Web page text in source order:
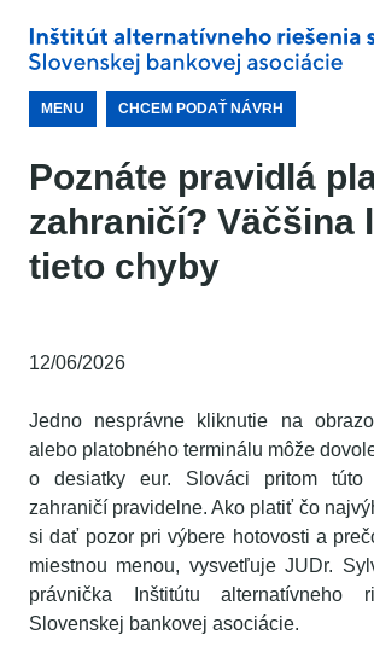
MENU CHCEM PODAŤ NÁVRH
Poznáte pravidlá
zahraničí? Väčšina
tieto chyby
12/06/2026
Jedno nesprávne kliknutie na
alebo platobného terminálu môže
o desiatky eur. Slováci pritom
zahraničí pravidelne. Ako platiť čo
si dať pozor pri výbere hotovosti a
miestnou menou, vysvetľuje JUDr.
právnička Inštitútu alternatívneho
Slovenskej bankovej asociácie.